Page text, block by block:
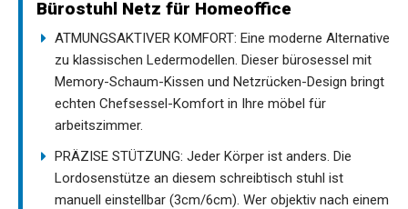
Bürostuhl Netz für Homeoffice
ATMUNGSAKTIVER KOMFORT: Eine moderne Alternative
zu klassischen Ledermodellen. Dieser bürosessel mit
Memory-Schaum-Kissen und Netzrücken-Design bringt
echten Chefsessel-Komfort in Ihre möbel für
arbeitszimmer.
PRÄZISE STÜTZUNG: Jeder Körper ist anders. Die
Lordosenstütze an diesem schreibtisch stuhl ist
manuell einstellbar (3cm/6cm). Wer objektiv nach einem